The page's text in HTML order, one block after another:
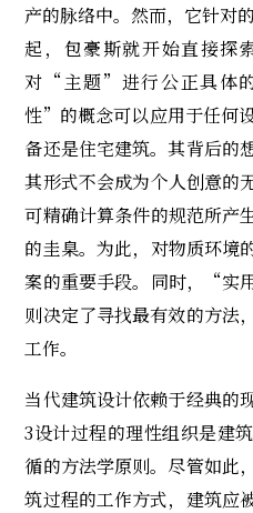
产的脉络中。然而，它针对
起，包豪斯就开始直接探
对“主题”进行公正具体
性”的概念可以应用于任何
备还是住宅建筑。其背后的
其形式不会成为个人创意
可精确计算条件的规范所
的圭臬。为此，对物质环
案的重要手段。同时，“实
则决定了寻找最有效的方法
工作。
当代建筑设计依赖于经典的
3设计过程的理性组织是建
循的方法学原则。尽管如此
筑过程的工作方式，建筑应